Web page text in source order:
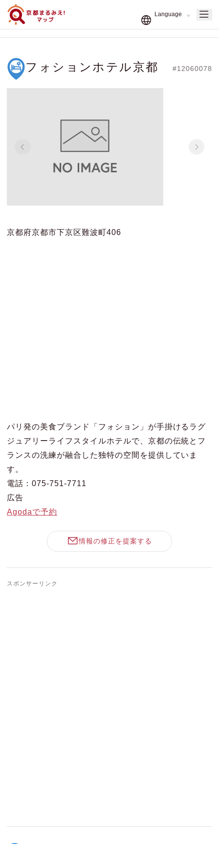
フォションホテル京都 #12060078
京都府京都市下京区難波町406
パリ発の美食ブランド「フォション」が手掛けるラグ
ジュアリーライフスタイルホテルで、京都の伝統とフ
ランスの洗練が融合した独特の空間を提供していま
す。
電話：075-751-7711
広告
Agodaで予約
情報の修正を提案する
スポンサーリンク